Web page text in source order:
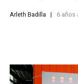
Arleth Badilla 6 años